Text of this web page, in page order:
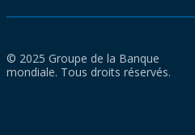
© 2025 Groupe de la Banque
mondiale. Tous droits réservés.